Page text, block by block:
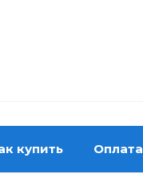
купить Оплата